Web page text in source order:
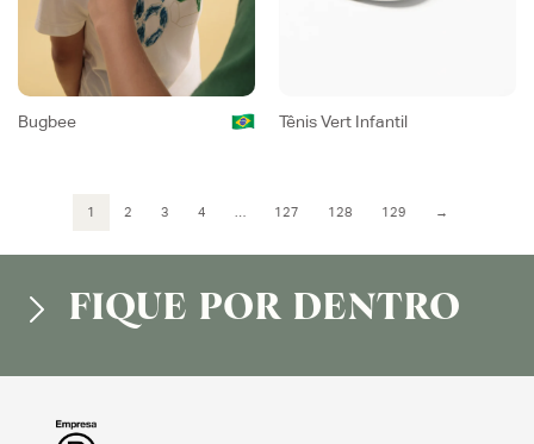
Bugbee Tênis Vert Infantil
1 2 3 4 127 128 129 →
FIQUE POR DENTRO